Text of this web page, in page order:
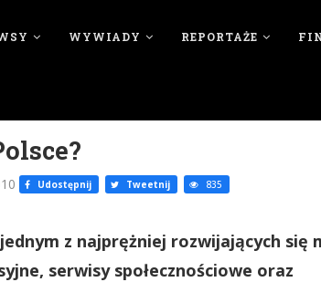
WYWIADY REPORTAŻE
Udostępnij Tweetnij 835
z najprężniej rozwijających się
serwisy społecznościowe oraz